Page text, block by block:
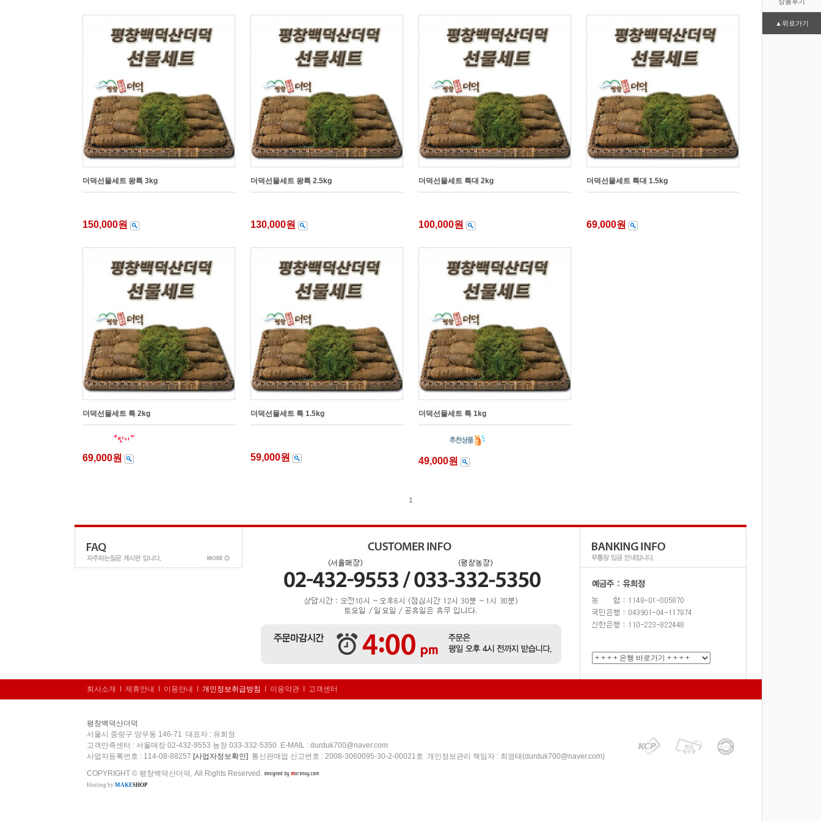
▲위로가기
더덕선물세트 왕특 3kg
150,000원
더덕선물세트 왕특 2.5kg
130,000원
더덕선물세트 특대 2kg
100,000원
더덕선물세트 특대 1.5kg
69,000원
더덕선물세트 특 2kg
69,000원
더덕선물세트 특 1.5kg
59,000원
더덕선물세트 특 1kg
49,000원
1
회사소개 제휴안내 이용안내 개인정보취급방침 이용약관 고객센터
평창백덕산더덕
서울시 중랑구 망우동 146-71 대표자 : 유희정
고객만족센터 : 서울매장 02-432-9553 농장 033-332-5350
E-MAIL : durduk700@naver.com
사업자등록번호 : 114-08-88257 [사업자정보확인] 통신판매업 신고번호 : 2008-3060095-30-2-00021호 개인정보관리 책임자 : 최영태(durduk700@naver.com)
COPYRIGHT © 평창백덕산더덕, All Rights Reserved.
Hosting by MAKESHOP